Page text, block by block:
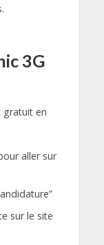
3G
gratuit en
aller sur
sur le site